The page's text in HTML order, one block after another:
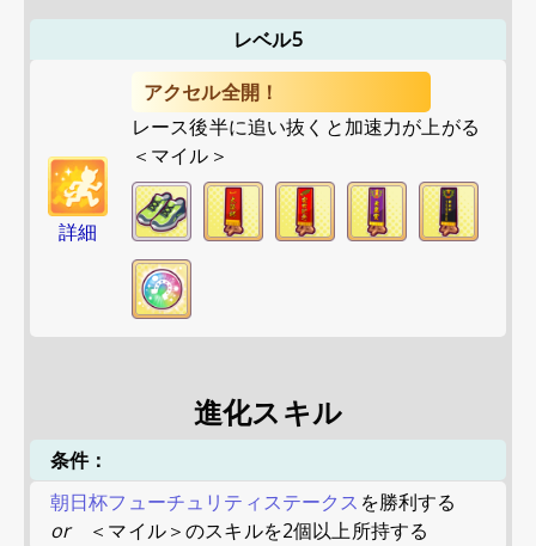
レベル5
詳細
アクセル全開！
レース後半に追い抜くと加速力が上がる
＜マイル＞
進化スキル
条件：
朝日杯フューチュリティステークス を勝利する
or
＜マイル＞のスキルを2個以上所持する